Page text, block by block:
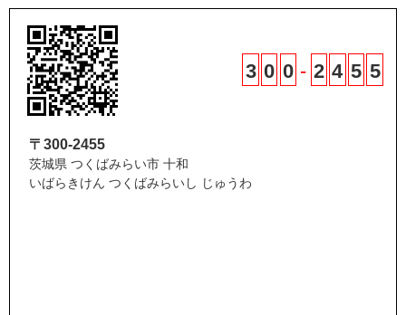
3 0 0 - 2 4 5 5
〒300-2455
茨城県 つくばみらい市 十和
いばらきけん つくばみらいし じゅうわ